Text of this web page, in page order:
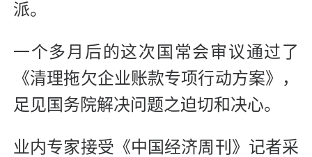
派。
一个多月后的这次国常会审议通过了
《清理拖欠企业账款专项行动方案》，
足见国务院解决问题之迫切和决心。
业内专家接受《中国经济周刊》记者采